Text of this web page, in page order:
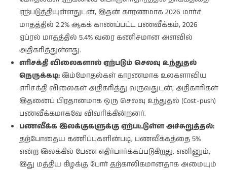
ஏற்படுத்தியுள்ளதுடன், இதன் காரணமாக 2026 மார்ச்
மாதத்தில் 2.2% ஆகக் காணப்பட்ட பணவீக்கம், 2026
ஏப்ரல் மாதத்தில் 5.4% வரை கணிசமான அளவில்
அதிகரித்துள்ளது.
எரிசக்தி விலைகளால் ஏற்படும் செலவு உந்துதல்
நெருக்கடி:இம்மோதல்கள் காரணமாக உலகளாவிய
எரிசக்தி விலைகள் அதிகரித்து வருவதுடன், அதிகாரிகள்
இதனைப் பிரதானமாக ஒரு செலவு உந்துதல் (Cost-push)
பணவீக்கமாகவே விவரிக்கின்றனர்.
பணவீக்க இலக்குகளுக்கு ஏற்பட்டுள்ள அச்சுறுத்தல்:
தற்போதைய கணிப்புகளின்படி, பணவீக்கத்தை 5%
என்ற இலக்கில் பேண எதிர்பார்க்கப்படுகிறது. எனினும்,
இது மத்திய கிழக்கு போர் தற்காலிகமானதாக அமையும்